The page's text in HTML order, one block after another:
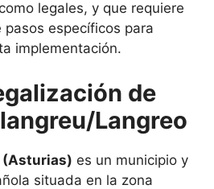
legales, y que requiere
pasos específicos para
implementación.
de
Langreo
(Asturias) es un municipio y
situada en la zona